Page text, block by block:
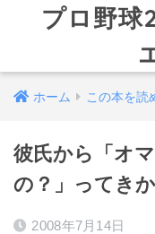
プロ野球
ホーム この本を読
彼氏から「オ
の？」ってき
2008年7月14日